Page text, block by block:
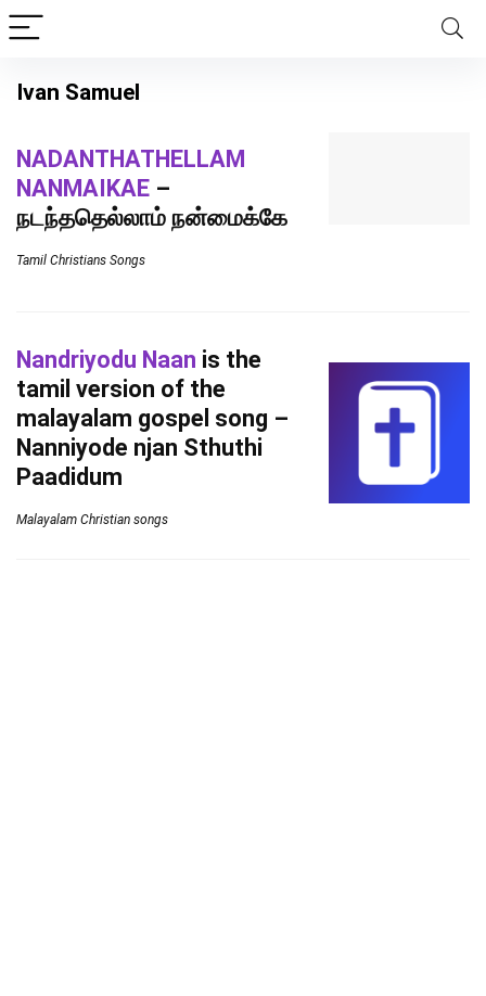
Ivan Samuel
NADANTHATHELLAM
NANMAIKAE –
நடந்ததெல்லாம் நன்மைக்கே
Tamil Christians Songs
Nandriyodu Naan is the
tamil version of the
malayalam gospel song –
Nanniyode njan Sthuthi
Paadidum
Malayalam Christian songs